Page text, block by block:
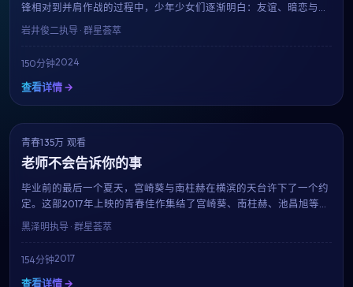
锋相对到并肩作战的过程中，少年少女们逐渐明白：友谊、暗恋与梦
想，是青春里最闪光的三件事。岩井俊二用清新明亮的镜头还原校园
的真实质感。
岩井俊二执导 · 群星荟萃
150分钟2024
查看详情 →
趋势
青春135万 观看
老师不会告诉你的事
毕业前的最后一个夏天，宫崎葵与南柱赫在横滨的天台许下了一个约
定。这部2017年上映的青春佳作集结了宫崎葵、南柱赫、池昌旭等当
红演员，用154分钟的篇幅记录下属于十八岁的迷茫、勇气与心动。
黑泽明执导 · 群星荟萃
154分钟2017
查看详情 →